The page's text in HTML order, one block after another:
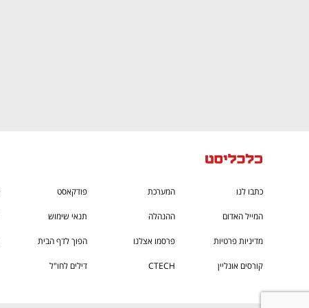
כתבו לנו המערכת פודקאסט
המייל האדום ההנהלה תנאי שימוש
מדיניות פרטיות פרסמו אצלנו הפוך לדף הבית
קורסים אונליין CTECH
דילים לחו"ל